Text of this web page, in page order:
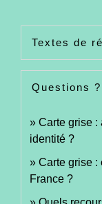
Textes de
Questions
Carte grise :
identité ?
Carte grise :
France ?